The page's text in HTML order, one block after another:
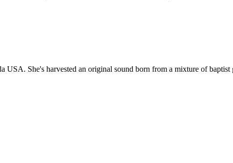
USA. She's harvested an original sound born from a mixture of